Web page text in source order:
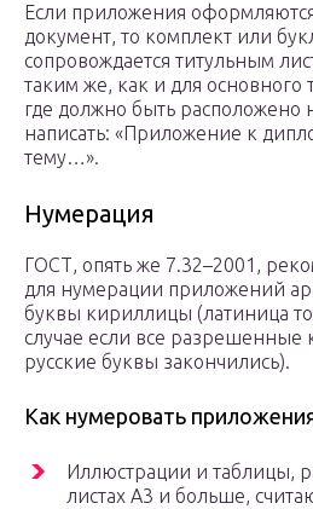
Если приложения
документ, то комплект или
сопровождается титульным
таким же, как и для основного
где должно быть расположено
написать: «Приложение к
тему…».
Нумерация
ГОСТ, опять же 7.32–2001,
для нумерации приложений
буквы кириллицы (латиница
случае если все
русские буквы закончились).
Как нумеровать
Иллюстрации и таблицы,
листах А3 и больше,